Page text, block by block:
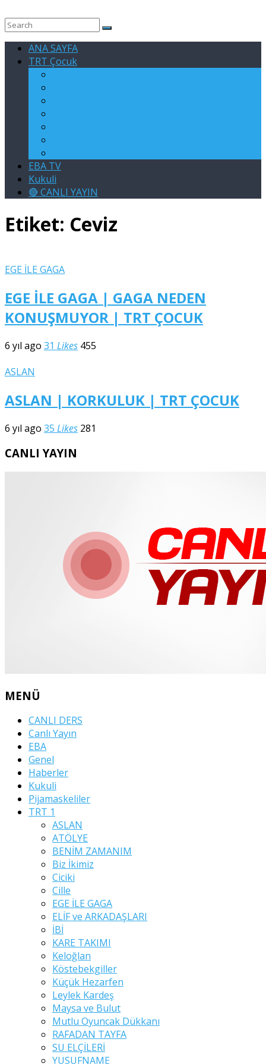
ANA SAYFA
TRT Çocuk
EBA TV
Kukuli
🔴 CANLI YAYIN
Etiket: Ceviz
EGE İLE GAGA
EGE İLE GAGA | GAGA NEDEN
KONUŞMUYOR | TRT ÇOCUK
6 yıl ago 31 Likes 455
ASLAN
ASLAN | KORKULUK | TRT ÇOCUK
6 yıl ago 35 Likes 281
CANLI YAYIN
MENÜ
CANLI DERS
Canlı Yayın
EBA
Genel
Haberler
Kukuli
Pijamaskeliler
TRT 1
ASLAN
ATÖLYE
BENİM ZAMANIM
Biz İkimiz
Ciciki
Cille
EGE İLE GAGA
ELİF ve ARKADAŞLARI
İBİ
KARE TAKIMI
Keloğlan
Köstebekgiller
Küçük Hezarfen
Leylek Kardeş
Maysa ve Bulut
Mutlu Oyuncak Dükkanı
RAFADAN TAYFA
SU ELÇİLERİ
YUSUFNAME